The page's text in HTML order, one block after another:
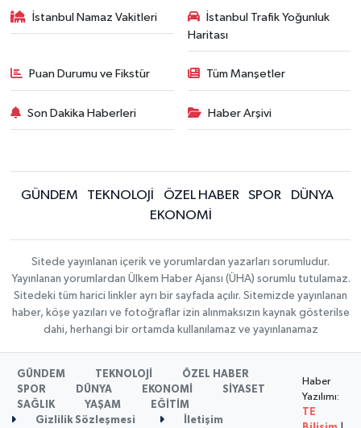
İstanbul Namaz Vakitleri
İstanbul Trafik Yoğunluk
Haritası
Puan Durumu ve Fikstür Tüm Manşetler
Son Dakika Haberleri Haber Arşivi
GÜNDEM TEKNOLOJİ ÖZEL HABER SPOR
DÜNYA
EKONOMİ
Sitede yayınlanan içerik ve yorumlardan yazarları sorumludur.
Yayınlanan yorumlardan Ülkem Haber Ajansı (ÜHA) sorumlu tutulamaz.
Sitedeki tüm harici linkler ayrı bir sayfada açılır. Sitemizde yayınlanan
haber, köşe yazıları ve fotoğraflar izin alınmaksızın kaynak gösterilse
dahi, herhangi bir ortamda kullanılamaz ve yayınlanamaz
GÜNDEM TEKNOLOJİ
ÖZEL HABER
SPOR
DÜNYA EKONOMİ
SİYASET
SAĞLIK
YAŞAM
EĞİTİM
Gizlilik Sözleşmesi
İletişim
Haber
Yazılımı:
TE